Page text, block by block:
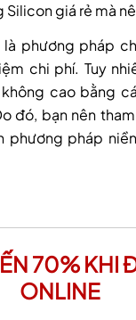
Silicon giá rẻ mà
phương pháp
chi phí. Tuy
cao bằng
đó, bạn nên
phương pháp
70% KHI
ONLINE